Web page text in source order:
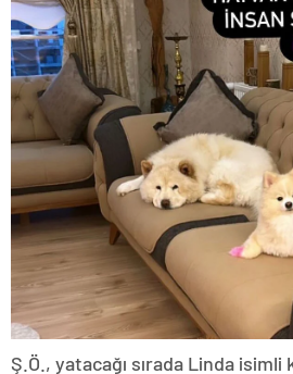
Ş.Ö., yatacağı sırada Linda